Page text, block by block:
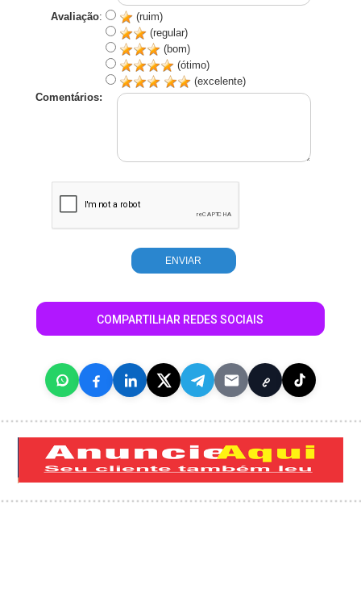
Avaliação:
(ruim)
(regular)
(bom)
(ótimo)
(excelente)
Comentários:
COMPARTILHAR REDES SOCIAIS